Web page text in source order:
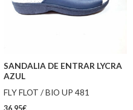
SANDALIA DE ENTRAR LYCRA
AZUL
FLY FLOT / BIO UP 481